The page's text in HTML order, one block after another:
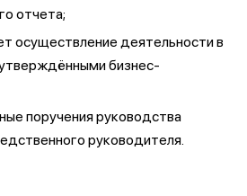
отчета;
осуществление деятельности в
бизнес-
поручения руководства
руководителя.